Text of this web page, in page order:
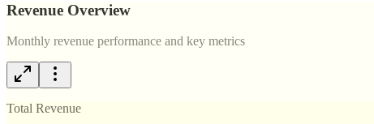
Revenue Overview
Monthly revenue performance and key metrics
Total Revenue